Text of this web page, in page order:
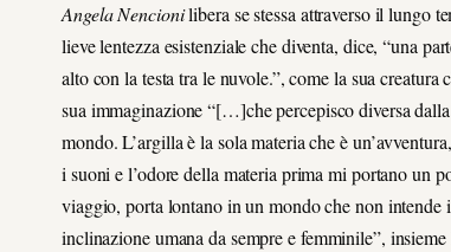
Angela Nencionilibera se stessa attraverso il lungo
lieve lentezza esistenziale che diventa, dice, “una
alto con la testa tra le nuvole.”, come la sua
sua immaginazione “[…]che percepisco diversa
mondo. L’argilla è la sola materia che è
i suoni e l’odore della materia prima mi portano un
viaggio, porta lontano in un mondo che non intende
inclinazione umana da sempre e femminile”,